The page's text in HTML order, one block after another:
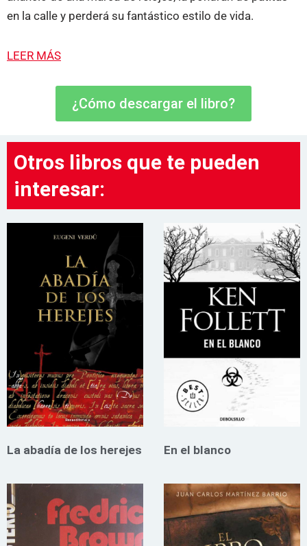
en la calle y perderá su fantástico estilo de vida.
LEER MÁS
¿Cómo descargar el libro?
Otros libros que te pueden
interesar:
La abadía de los herejes En el blanco